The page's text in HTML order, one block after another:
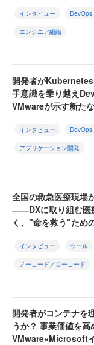
インタビュー DevOps
エンジニア組織
開発者が
手意識を乗り越え
VMwareが示す新た
インタビュー DevOps
アプリケーション開発
全国の救急医療現場
――DXに取り組む医
く、"命を救う"ため
インタビュー ツール
ノーコード／ローコード
開発者がコンテナを
うか？ 事業価値を
VMware×Microsoft